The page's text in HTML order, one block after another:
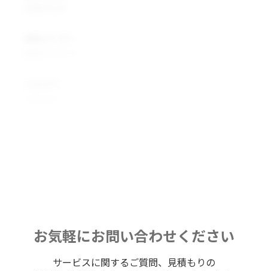
お気軽にお問い合わせください
サービスに関するご質問、見積もりの